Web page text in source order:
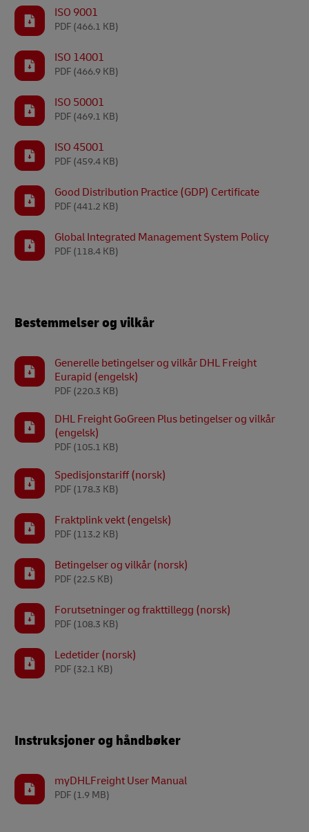
ISO 9001
PDF (466.1 KB)
ISO 14001
PDF (466.9 KB)
ISO 50001
PDF (469.1 KB)
ISO 45001
PDF (459.4 KB)
Good Distribution Practice (GDP) Certificate
PDF (441.2 KB)
Global Integrated Management System Policy
PDF (118.4 KB)
Bestemmelser og vilkår
Generelle betingelser og vilkår DHL Freight
Eurapid (engelsk)
PDF (220.3 KB)
DHL Freight GoGreen Plus betingelser og vilkår
(engelsk)
PDF (105.1 KB)
Spedisjonstariff (norsk)
PDF (178.3 KB)
Fraktplink vekt (engelsk)
PDF (113.2 KB)
Betingelser og vilkår (norsk)
PDF (22.5 KB)
Forutsetninger og frakttillegg (norsk)
PDF (108.3 KB)
Ledetider (norsk)
PDF (32.1 KB)
Instruksjoner og håndbøker
myDHLFreight User Manual
PDF (1.9 MB)